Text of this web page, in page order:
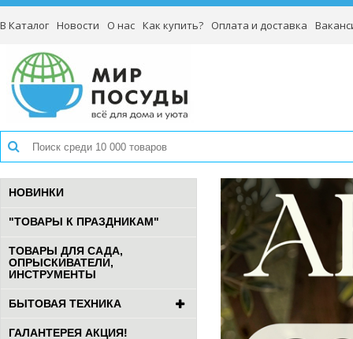
В Каталог Новости О нас Как купить? Оплата и доставка
НОВИНКИ
"ТОВАРЫ К ПРАЗДНИКАМ"
ТОВАРЫ ДЛЯ САДА,
ОПРЫСКИВАТЕЛИ,
ИНСТРУМЕНТЫ
БЫТОВАЯ ТЕХНИКА
ГАЛАНТЕРЕЯ АКЦИЯ!